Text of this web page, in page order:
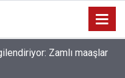
Zamlı maaşlar